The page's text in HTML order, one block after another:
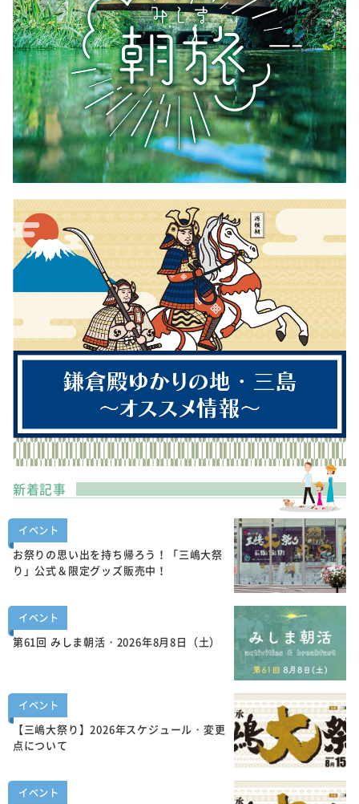
新着記事
イベント
お祭りの思い出を持ち帰ろう！「三嶋大祭
り」公式＆限定グッズ販売中！
イベント
第61回 みしま朝活・2026年8月8日（土）
イベント
【三嶋大祭り】2026年スケジュール・変更
点について
イベント